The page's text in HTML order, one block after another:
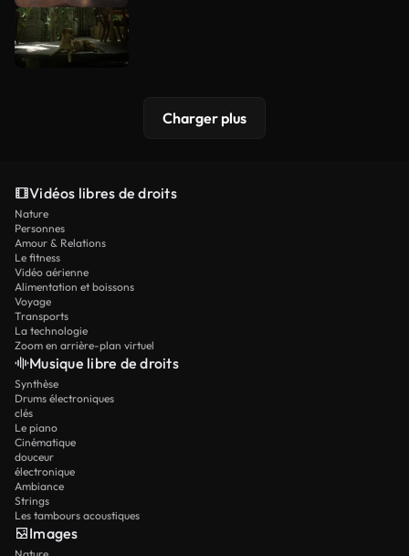
Charger plus
Vidéos libres de droits
Nature
Personnes
Amour & Relations
Le fitness
Vidéo aérienne
Alimentation et boissons
Voyage
Transports
La technologie
Zoom en arrière-plan virtuel
Musique libre de droits
Synthèse
Drums électroniques
clés
Le piano
Cinématique
douceur
électronique
Ambiance
Strings
Les tambours acoustiques
Images